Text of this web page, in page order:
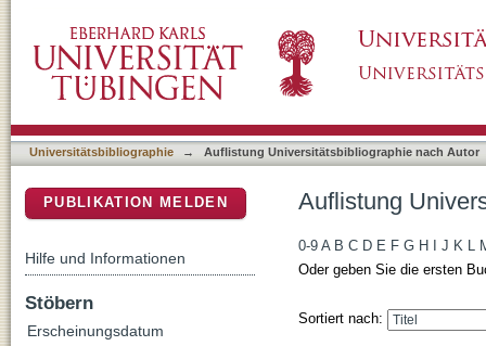
Universitätsbibliographie → Auflistung Universitätsbibliographie nach Autor
Auflistung
0-9 A B C D E F G H J K L
Oder geben Sie die ersten
Sortiert nach:
PUBLIKATION MELDEN
Hilfe und Informationen
Stöbern
Erscheinungsdatum